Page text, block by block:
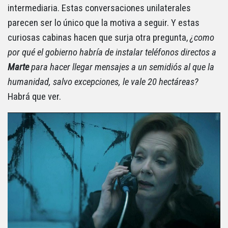
intermediaria. Estas conversaciones unilaterales
parecen ser lo único que la motiva a seguir. Y estas
curiosas cabinas hacen que surja otra pregunta,¿como
por qué el gobierno habría de instalar teléfonos directos a
Martepara hacer llegar mensajes a un semidiós al que la
humanidad, salvo excepciones, le vale 20 hectáreas?
Habrá que ver.